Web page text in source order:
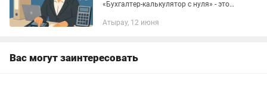
«Бухгалтер-калькулятор с нуля» - это
ресторанной нише. Без воды, без
Атырау, 12 июня
Вас могут заинтересовать